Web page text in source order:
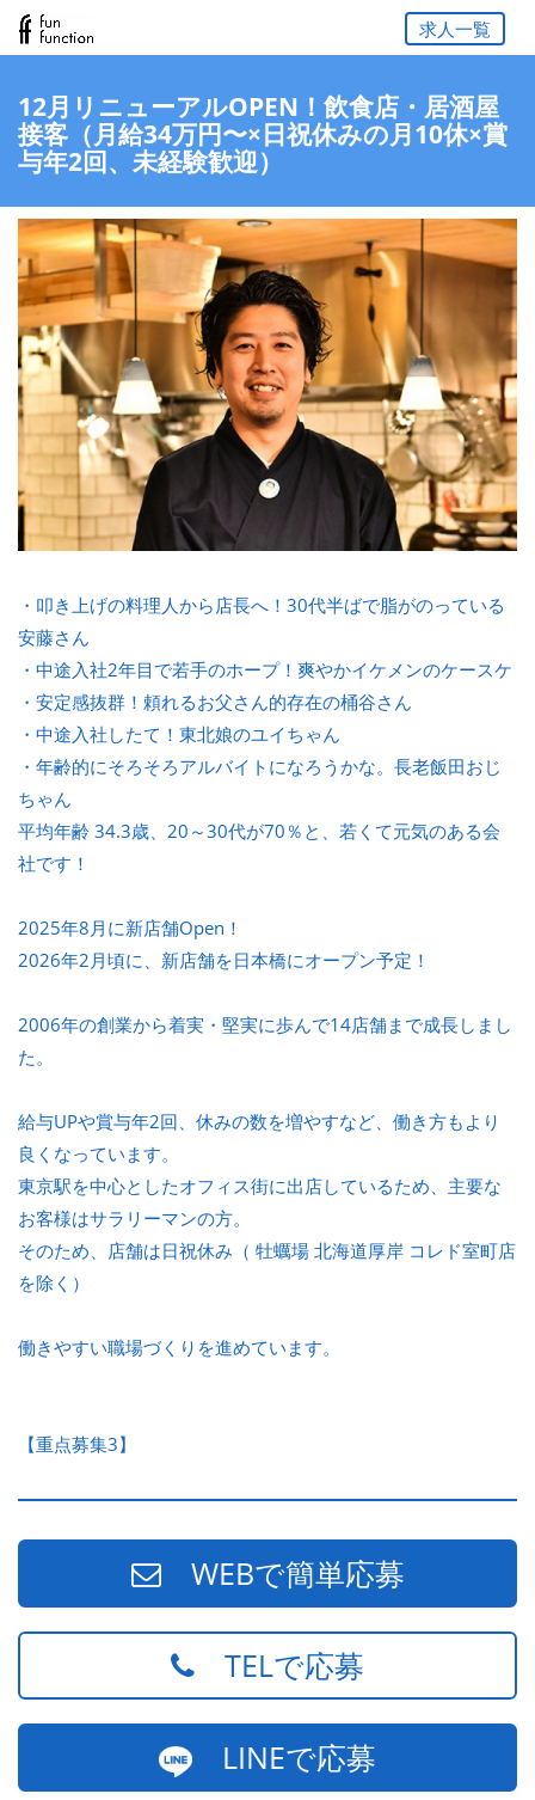
求人一覧
12月リニューアルOPEN！飲食店・居酒屋
接客（月給34万円〜×日祝休みの月10休×賞
与年2回、未経験歓迎）
・叩き上げの料理人から店長へ！30代半ばで脂がのっている
安藤さん
・中途入社2年目で若手のホープ！爽やかイケメンのケースケ
・安定感抜群！頼れるお父さん的存在の桶谷さん
・中途入社したて！東北娘のユイちゃん
・年齢的にそろそろアルバイトになろうかな。長老飯田おじ
ちゃん
平均年齢 34.3歳、20～30代が70％と、若くて元気のある会
社です！
2025年8月に新店舗Open！
2026年2月頃に、新店舗を日本橋にオープン予定！
2006年の創業から着実・堅実に歩んで14店舗まで成長しまし
た。
給与UPや賞与年2回、休みの数を増やすなど、働き方もより
良くなっています。
東京駅を中心としたオフィス街に出店しているため、主要な
お客様はサラリーマンの方。
そのため、店舗は日祝休み（ 牡蠣場 北海道厚岸 コレド室町店
を除く）
働きやすい職場づくりを進めています。
【重点募集3】
WEBで簡単応募
TELで応募
LINEで応募